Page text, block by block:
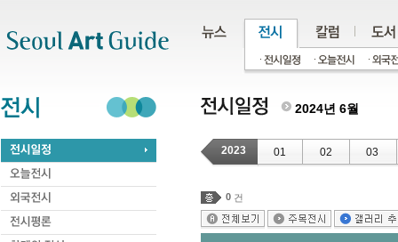
2024년 6월
2023 01 02 03
0 건